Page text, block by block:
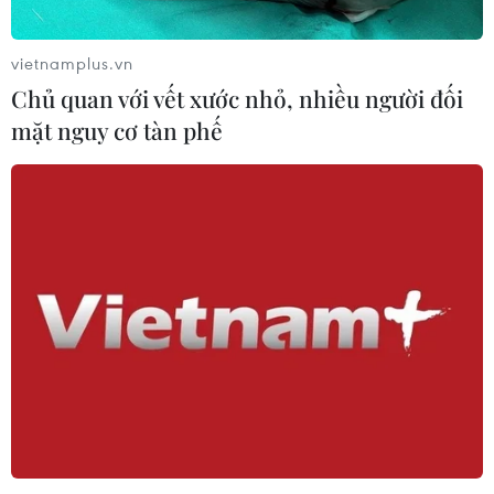
Vấn đề người di cư: Đức khôi phục cơ
chế trả người xin tị nạn về Italy
09/08/2026 14:40
09/08/2026 07:45
vietnamplus.vn
Chủ quan với vết xước nhỏ, nhiều người đối
mặt nguy cơ tàn phế